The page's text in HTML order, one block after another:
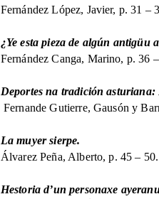
Fernández López, Javier, p. 31 –
¿Ye esta pieza de algún antigüu
Fernández Canga, Marino, p. 36
Deportes na tradición asturiana:
Fernande Gutierre, Gausón y
La muyer sierpe.
Álvarez Peña, Alberto, p. 45 – 50.
Hestoria d’un personaxe